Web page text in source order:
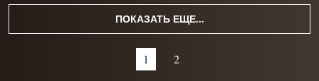
ПОКАЗАТЬ ЕЩЕ...
1 2